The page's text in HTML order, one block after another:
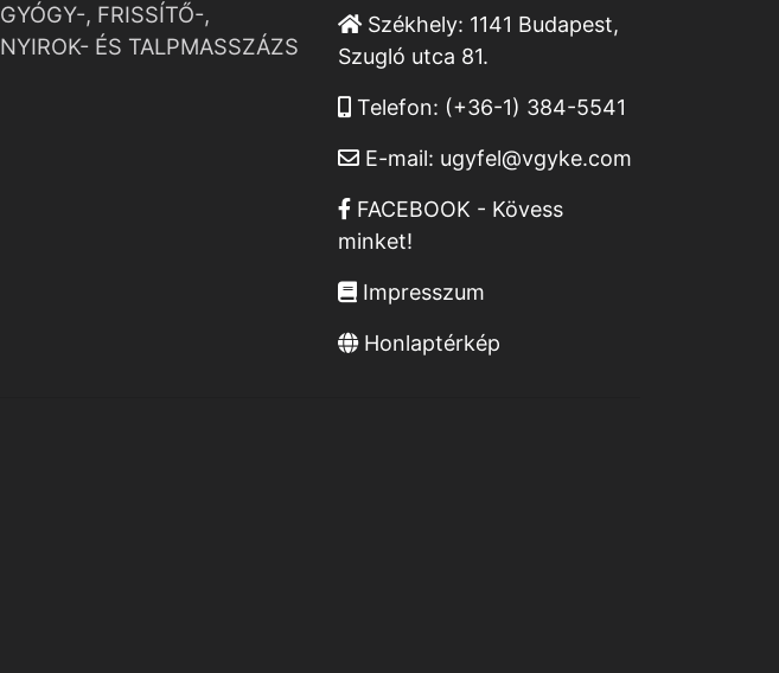
GYÓGY-, FRISSÍTŐ-,
NYIROK- ÉS TALPMASSZÁZS
Székhely: 1141 Budapest,
Szugló utca 81.
Telefon: (+36-1) 384-5541
E-mail: ugyfel@vgyke.com
FACEBOOK - Kövess
minket!
Impresszum
Honlaptérkép